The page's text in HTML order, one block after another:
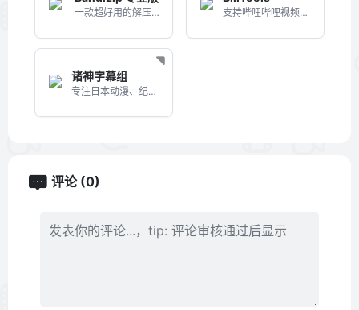
一款超好用的解压缩软件 支持哔哩哔哩视频、音乐、番剧、课程下载的PC客户端
诸神字幕组
专注日本动漫、纪录片的下载网站
评论 (0)